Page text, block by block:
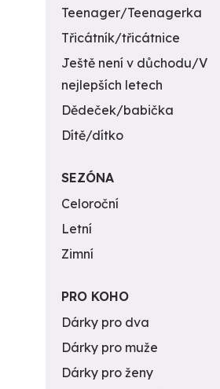
Teenager/Teenagerka
Třicátník/třicátnice
Ještě není v důchodu/V
nejlepších letech
Dědeček/babička
Dítě/dítko
SEZÓNA
Celoroční
Letní
Zimní
PRO KOHO
Dárky pro dva
Dárky pro muže
Dárky pro ženy